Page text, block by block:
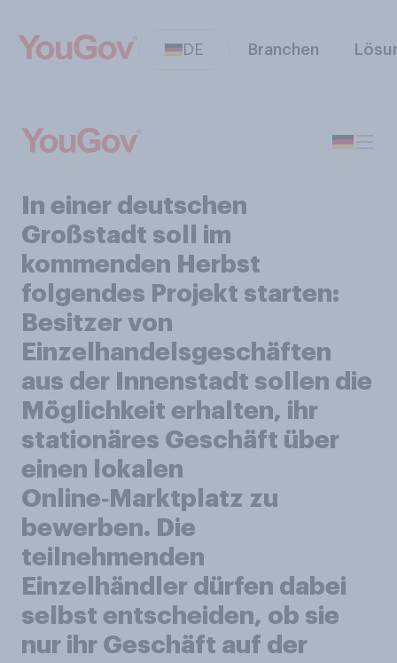
DE Branchen
In einer deutschen
Großstadt soll im
kommenden Herbst
folgendes Projekt starten:
Besitzer von
Einzelhandelsgeschäften
aus der Innenstadt sollen die
Möglichkeit erhalten, ihr
stationäres Geschäft über
einen lokalen
Online‑Marktplatz zu
bewerben. Die
teilnehmenden
Einzelhändler dürfen dabei
selbst entscheiden, ob sie
nur ihr Geschäft auf der